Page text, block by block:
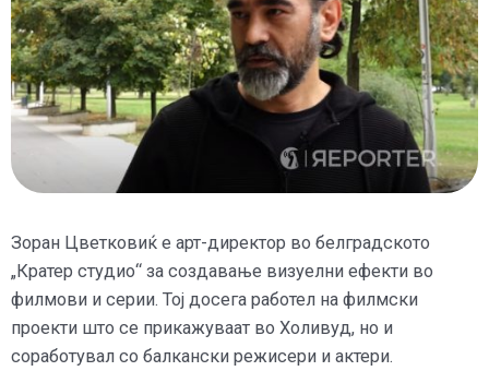
Зоран Цветковиќ е арт-директор во белградското
„Кратер студио“ за создавање визуелни ефекти во
филмови и серии. Тој досега работел на филмски
проекти што се прикажуваат во Холивуд, но и
соработувал со балкански режисери и актери.